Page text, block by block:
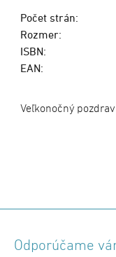
Počet strán:
Rozmer:
ISBN:
EAN:
Veľkonočný
Odporúčame